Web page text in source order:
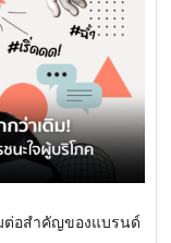
มต่อสำคัญของแบรนด์